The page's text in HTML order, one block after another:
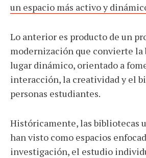
un espacio más activo y
Lo anterior es producto de un
modernización que convierte la
lugar dinámico, orientado a
interacción, la creatividad y el
personas estudiantes.
Históricamente, las bibliotecas
han visto como espacios
investigación, el estudio